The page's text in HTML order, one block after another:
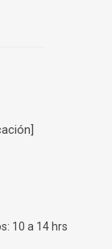
10 a 14 hrs